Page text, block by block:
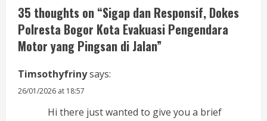
e
R
e
a
35 thoughts on “Sigap dan Responsif, Dokes
Polresta Bogor Kota Evakuasi Pengendara
Motor yang Pingsan di Jalan”
Timsothyfrinysays:
26/01/2026 at 18:57
Hi there just wanted to give you a brief